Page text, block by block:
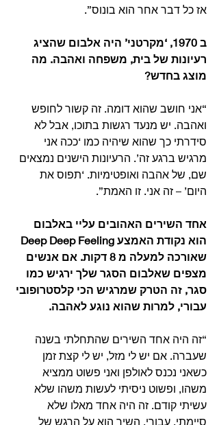
אז כל דבר אחר הוא בונוס”.
ב 1970, ‘מקרטני’ היה אלבום שהציג
רעיונות של בית, משפחה ואהבה. מה
מוצג בחדש?
“אני חושב שהוא דומה. זה קשור לחופש
ואהבה. יש מנעד רגשות בתוכו, אבל לא
סידרתי כך שהוא שיהיה כמו ‘ככה אני
מרגיש ברגע זה’. הרעיונות הישנים נמצאים
שם, של אהבה ואופטימיות. ‘תפוס את
היום’ – זה אני. זו האמת”.
אחד השירים האהובים עליי באלבום
שאורכה למעלה מ 8 דקות. אם אנשים
מצפים שאלבום הסגר שלך ירגיש כמו
סגר, זה הטרק שמרגיש הכי קלסטרופובי
עבורי, למרות שהוא נוגע לאהבה.
“זה היה אחד השירים שהתחלתי בשנה
שעברה. אם יש לי מזל, יש לי קצת זמן
כשאני נכנס לאולפן ואני פשוט ממציא
משהו, ופשוט ניסיתי לעשות משהו שלא
עשיתי קודם. זה היה אחד מאלו שלא
סיימתי. עבורי, השיר הוא על הרגש של